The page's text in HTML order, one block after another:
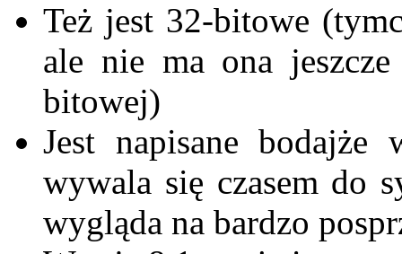
Też jest 32-bitowe
ale nie ma ona
bitowej)
Jest napisane
wywala się czasem do
wygląda na bardzo